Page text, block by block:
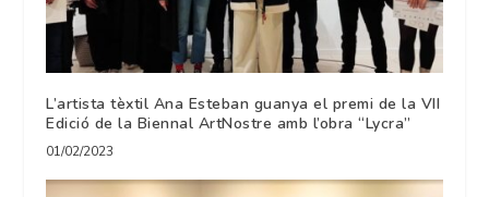
L’artista tèxtil Ana Esteban guanya el premi de la VII
Edició de la Biennal ArtNostre amb l’obra “Lycra”
01/02/2023